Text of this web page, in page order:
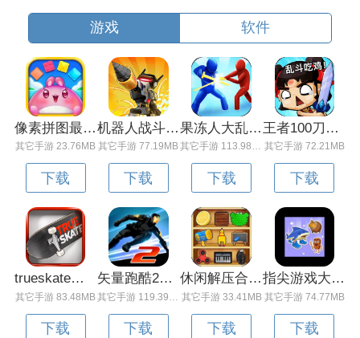
游戏 软件
像素拼图最新版下载v5.01 安卓版
其它手游 23.76MB
下载
机器人战斗竞技场手机版下载v3.71 安卓版
其它手游 77.19MB
下载
果冻人大乱斗最新版下载v1.1.0 安卓版
其它手游 113.98MB
下载
王者100刀最新版下载v1.2 安卓版
其它手游 72.21MB
下载
trueskate真实滑板正版下载v1.5.102 安卓版
其它手游 83.48MB
下载
矢量跑酷2最新版下载v1.2.1 安卓版
其它手游 119.39MB
下载
休闲解压合集下载v1.0.0 安卓版
其它手游 33.41MB
下载
指尖游戏大师最新版下载v4.0.0 安卓版
其它手游 74.77MB
下载